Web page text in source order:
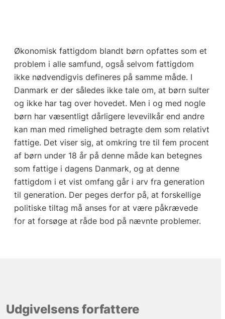
Økonomisk fattigdom blandt børn opfattes som et
problem i alle samfund, også selvom fattigdom
ikke nødvendigvis defineres på samme måde. I
Danmark er der således ikke tale om, at børn sulter
og ikke har tag over hovedet. Men i og med nogle
børn har væsentligt dårligere levevilkår end andre
kan man med rimelighed betragte dem som relativt
fattige. Det viser sig, at omkring tre til fem procent
af børn under 18 år på denne måde kan betegnes
som fattige i dagens Danmark, og at denne
fattigdom i et vist omfang går i arv fra generation
til generation. Der peges derfor på, at forskellige
politiske tiltag må anses for at være påkrævede
for at forsøge at råde bod på nævnte problemer.
Udgivelsens forfattere